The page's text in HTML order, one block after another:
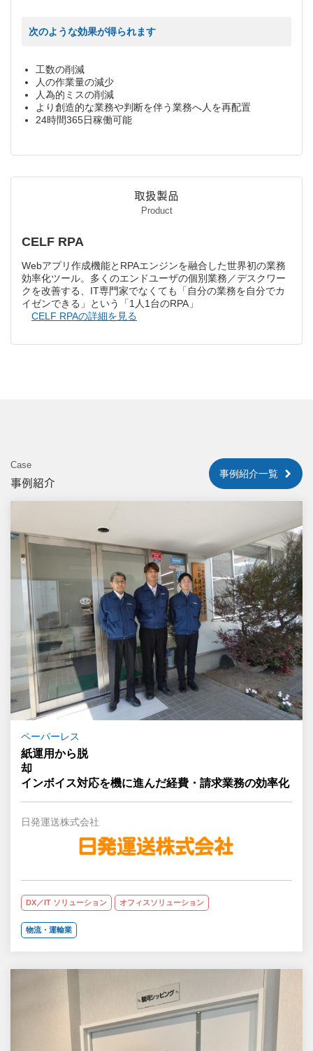
次のような効果が得られます
工数の削減
人の作業量の減少
人為的ミスの削減
より創造的な業務や判断を伴う業務へ人を再配置
24時間365日稼働可能
取扱製品
Product
CELF RPA
Webアプリ作成機能とRPAエンジンを融合した世界初の業務
効率化ツール。多くのエンドユーザの個別業務／デスクワー
クを改善する、IT専門家でなくても「自分の業務を自分でカ
イゼンできる」という「1人1台のRPA」
CELF RPAの詳細を見る
Case
事例紹介
事例紹介一覧
ペーパーレス
紙運用から脱
却
インボイス対応を機に進んだ経費・請求業務の効率化
日発運送株式会社
DX／IT ソリューション オフィスソリューション
物流・運輸業